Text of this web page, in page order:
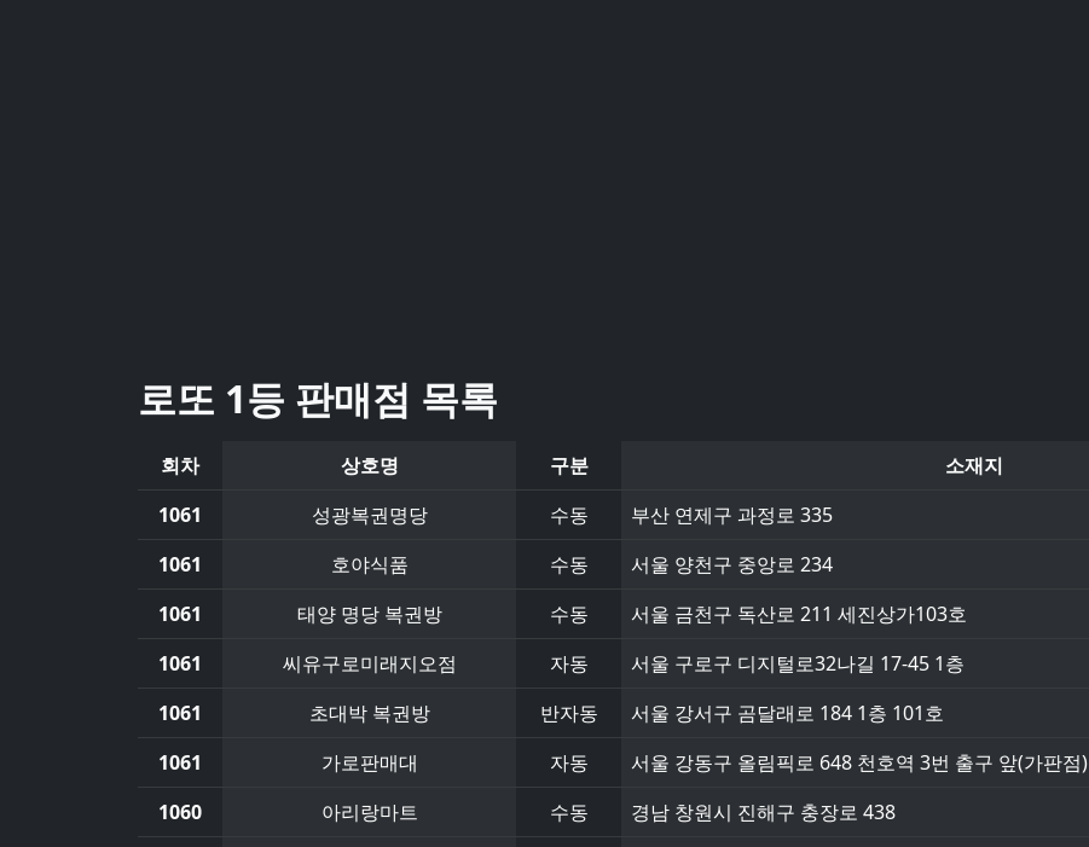
로또 1등 판매점 목록
회차 상호명 구분 소재지
1061
성광복권명당 수동 부산 연제구 과정로 335
1061
호야식품 수동 서울 양천구 중앙로 234
1061
태양 명당 복권방 수동 서울 금천구 독산로 211 세진상가103호
1061
씨유구로미래지오점 자동 서울 구로구 디지털로32나길 17-45 1층
1061
초대박 복권방 반자동 서울 강서구 곰달래로 184 1층 101호
1061
가로판매대 자동 서울 강동구 올림픽로 648 천호역 3번 출구 앞(가판점)
1060
아리랑마트 수동 경남 창원시 진해구 충장로 438